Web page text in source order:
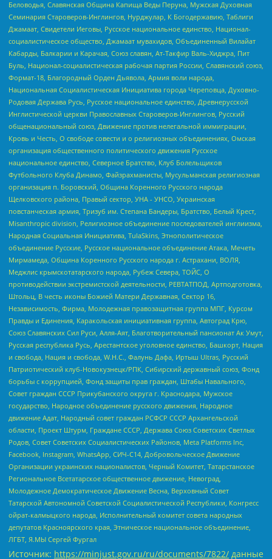
Беловодья, Славянская Община Капища Веды Перуна, Мужская Духовная
Семинария Староверов-Инглингов, Нурджулар, К Богодержавию, Таблиги
Джамаат, Свидетели Иеговы, Русское национальное единство, Национал-
социалистическое общество, Джамаат мувахидов, Объединенный Вилайат
Кабарды, Балкарии и Карачая, Союз славян, Ат-Такфир Валь-Хиджра, Пит
Буль, Национал-социалистическая рабочая партия России, Славянский союз,
Формат-18, Благородный Орден Дьявола, Армия воли народа,
Национальная Социалистическая Инициатива города Череповца, Духовно-
Родовая Держава Русь, Русское национальное единство, Древнерусской
Инглистической церкви Православных Староверов-Инглингов, Русский
общенациональный союз, Движение против нелегальной иммиграции,
Кровь и Честь, О свободе совести и о религиозных объединениях, Омская
организация общественного политического движения Русское
национальное единство, Северное Братство, Клуб Болельщиков
Футбольного Клуба Динамо, Файзрахманисты, Мусульманская религиозная
организация п. Боровский, Община Коренного Русского народа
Щелковского района, Правый сектор, УНА - УНСО, Украинская
повстанческая армия, Тризуб им. Степана Бандеры, Братство, Белый Крест,
Misanthropic division, Религиозное объединение последователей инглиизма,
Народная Социальная Инициатива, TulaSkins, Этнополитическое
объединение Русские, Русское национальное объединение Атака, Мечеть
Мирмамеда, Община Коренного Русского народа г. Астрахани, ВОЛЯ,
Меджлис крымскотатарского народа, Рубеж Севера, ТОЙС, О
противодействии экстремистской деятельности, РЕВТАТПОД, Артподготовка,
Штольц, В честь иконы Божией Матери Державная, Сектор 16,
Независимость, Фирма, Молодежная правозащитная группа МПГ, Курсом
Правды и Единения, Каракольская инициативная группа, Автоград Крю,
Союз Славянских Сил Руси, Алля-Аят, Благотворительный пансионат Ак Умут,
Русская республика Русь, Арестантское уголовное единство, Башкорт, Нация
и свобода, Нация и свобода, W.H.С., Фалунь Дафа, Иртыш Ultras, Русский
Патриотический клуб-Новокузнецк/РПК, Сибирский державный союз, Фонд
борьбы с коррупцией, Фонд защиты прав граждан, Штабы Навального,
Совет граждан СССР Прикубанского округа г. Краснодара, Мужское
государство, Народное объединение русского движения, Народное
движение Адат, Народный совет граждан РСФСР СССР Архангельской
области, Проект Штурм, Граждане СССР, Держава Союз Советских Светлых
Родов, Совет Советских Социалистических Районов, Meta Platforms Inc,
Facebook, Instagram, WhatsApp, СИЧ-С14, Добровольческое Движение
Организации украинских националистов, Черный Комитет, Татарстанское
Региональное Всетатарское общественное движение, Невоград,
Молодежное Демократическое Движение Весна, Верховный Совет
Татарской Автономной Советской Социалистической Республики, Конгресс
ойрат-калмыцкого народа, Исполнительный комитет совета народных
депутатов Красноярского края, Этническое национальное объединение,
ЛГБТ, Я.МЫ Сергей Фургал
Источник: https://minjust.gov.ru/ru/documents/7822/ данные